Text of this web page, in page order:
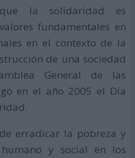
la solidaridad es
fundamentales en
en el contexto de la
de una sociedad
General de las
en el año 2005 el Día
erradicar la pobreza y
y social en los